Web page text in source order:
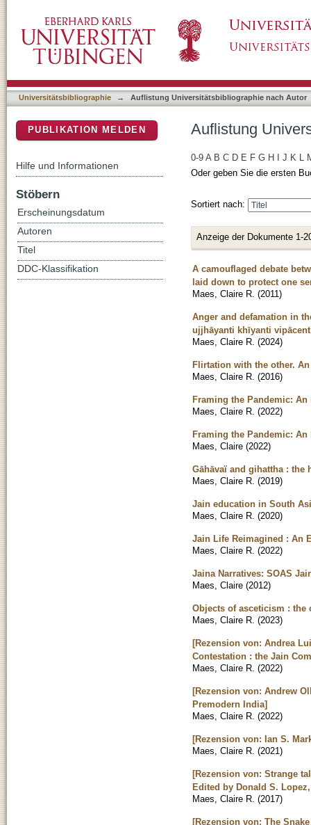
Universitätsbibliographie → Auflistung Universitätsbibliographie nach Autor
Auflistung
0-9 A B C D E F G H J K L
Oder geben Sie die ersten
Sortiert nach:
Anzeige der Dokumente 1-
A camouflaged debate
laid down to protect one
Maes, Claire R. (2011)
Anger and defamation in
ujjhāyanti khīyanti
Maes, Claire R. (2024)
Flirtation with the other.
Maes, Claire R. (2016)
Framing the Pandemic:
Maes, Claire R. (2022)
Framing the Pandemic:
Maes, Claire (2022)
Gāhāvaï and gihattha : the
Maes, Claire R. (2019)
Jain education in South
Maes, Claire R. (2020)
Jain Life Reimagined : An
Maes, Claire R. (2022)
Jaina Narratives: SOAS
Maes, Claire (2012)
Objects of asceticism :
Maes, Claire R. (2023)
[Rezension von: Andrea
Contestation : the Jain
Maes, Claire R. (2022)
[Rezension von: Andrew
Premodern India]
Maes, Claire R. (2022)
[Rezension von: Ian S.
Maes, Claire R. (2021)
[Rezension von: Strange
Edited by Donald S.
Maes, Claire R. (2017)
[Rezension von: The
PUBLIKATION MELDEN
Hilfe und Informationen
Stöbern
Erscheinungsdatum
Autoren
Titel
DDC-Klassifikation